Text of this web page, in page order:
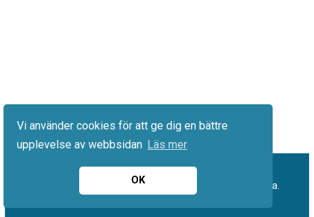
Vi använder cookies för att ge dig en bättre
upplevelse av webbsidan Läs mer
OK
© 2026 Hantverkarlöner.se. Alla rättigheter förbehållna.